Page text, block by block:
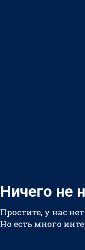
Ничего не
Простите, у нас
Но есть много